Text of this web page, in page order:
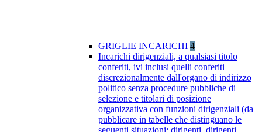
GRIGLIE INCARICHI 4
Incarichi dirigenziali, a qualsiasi titolo
conferiti, ivi inclusi quelli conferiti
discrezionalmente dall'organo di indirizzo
politico senza procedure pubbliche di
selezione e titolari di posizione
organizzativa con funzioni dirigenziali (da
pubblicare in tabelle che distinguano le